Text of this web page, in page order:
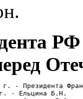
г. - Президента
- Ельцина Б.Н.